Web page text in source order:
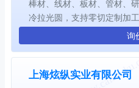
棒材、线材、板材、管材、
冷拉光圆，支持零切定制加工
询
上海炫纵实业有限公司